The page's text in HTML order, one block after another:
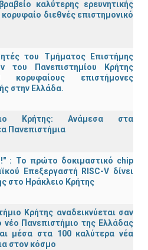
καλύτερης ερευνητικής
διεθνές επιστημονικό
του Τμήματος Επιστήμης
του Πανεπιστημίου Κρήτης
επιστήμονες
στην Ελλάδα.
Κρήτης: Ανάμεσα στα
Πανεπιστήμια
: Το πρώτο δοκιμαστικό chip
Επεξεργαστή RISC-V δίνει
στο Ηράκλειο Κρήτης
Κρήτης αναδεικνύεται σαν
νέο Πανεπιστήμιο της Ελλάδας
μέσα στα 100 καλύτερα νέα
στον κόσμο